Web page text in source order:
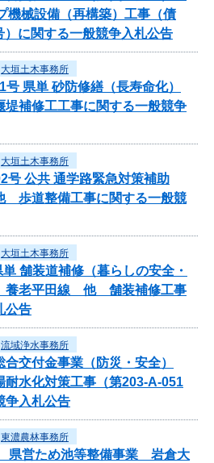
機械設備（再構築）工事（債
に関する一般競争入札公告
大垣土木事務所
県単 砂防修繕（長寿命化）
補修工工事に関する一般競争
大垣土木事務所
号 公共 通学路緊急対策補助
歩道整備工事に関する一般競
大垣土木事務所
舗装道補修（暮らしの安全・
養老平田線 他 舗装補修工事
公告
流域浄水事務所
交付金事業（防災・安全）
耐水化対策工事（第203-A-051
争入札公告
東濃農林事務所
県営ため池等整備事業 岩倉大